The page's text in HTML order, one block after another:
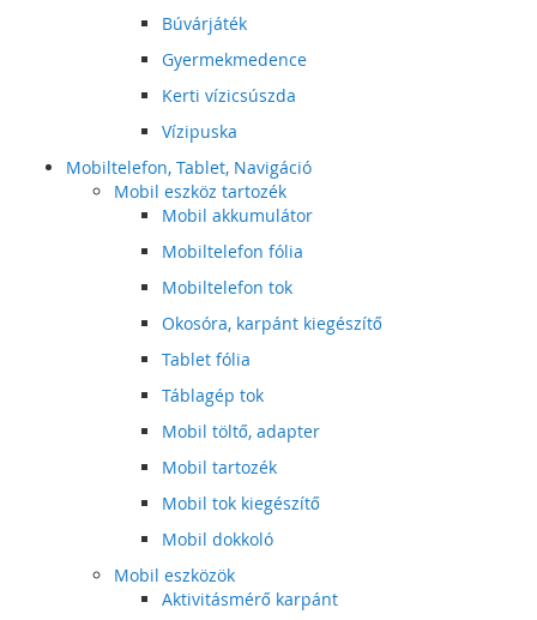
Búvárjáték
Gyermekmedence
Kerti vízicsúszda
Vízipuska
Mobiltelefon, Tablet, Navigáció
Mobil eszköz tartozék
Mobil akkumulátor
Mobiltelefon fólia
Mobiltelefon tok
Okosóra, karpánt kiegészítő
Tablet fólia
Táblagép tok
Mobil töltő, adapter
Mobil tartozék
Mobil tok kiegészítő
Mobil dokkoló
Mobil eszközök
Aktivitásmérő karpánt